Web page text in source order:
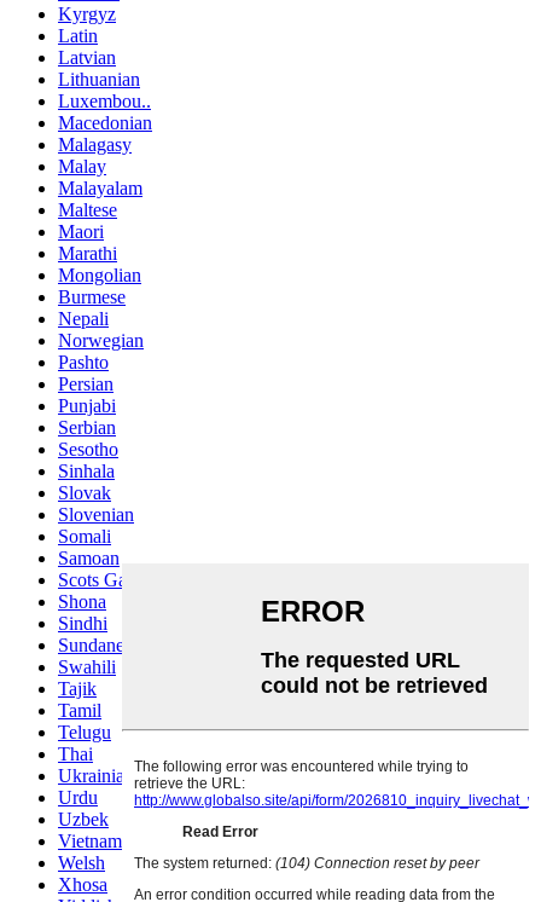
Kyrgyz
Latin
Latvian
Lithuanian
Luxembou..
Macedonian
Malagasy
Malay
Malayalam
Maltese
Maori
Marathi
Mongolian
Burmese
Nepali
Norwegian
Pashto
Persian
Punjabi
Serbian
Sesotho
Sinhala
Slovak
Slovenian
Somali
Samoan
Scots Gaelic
Shona
Sindhi
Sundanese
Swahili
Tajik
Tamil
Telugu
Thai
Ukrainian
Urdu
Uzbek
Vietnamese
Welsh
Xhosa